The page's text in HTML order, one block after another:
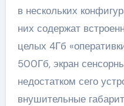
в нескольких
них содержат
целых 4Гб
500Гб, экран
недостатком сего
внушительные